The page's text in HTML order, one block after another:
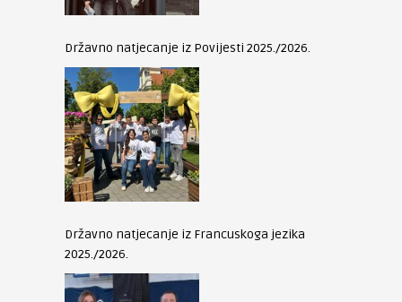
Državno natjecanje iz Povijesti 2025./2026.
Državno natjecanje iz Francuskoga jezika
2025./2026.